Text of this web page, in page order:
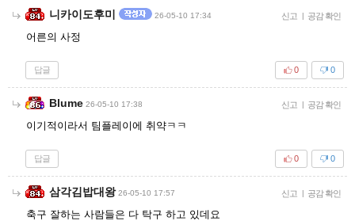
니카이도후미 26-05-10 17:34 신고 | 공감 확인
어른의 사정
답글 0
0
Blume 26-05-10 17:38 신고 | 공감 확인
이기적이라서 팀플레이에 취약ㅋㅋ
답글 0
0
삼각김밥대왕 26-05-10 17:57 신고 | 공감 확인
축구 잘하는 사람들은 다 탁구 하고 있데요